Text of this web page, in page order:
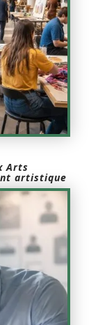
Arts
artistique